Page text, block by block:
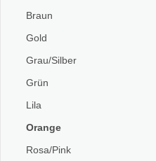
Braun
Gold
Grau/Silber
Grün
Lila
Orange
Rosa/Pink